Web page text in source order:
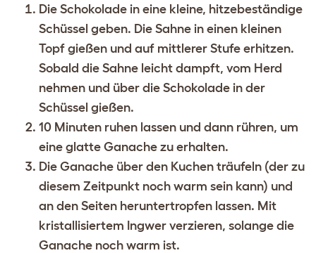
Die Schokolade in eine kleine, hitzebeständige
Schüssel geben. Die Sahne in einen kleinen
Topf gießen und auf mittlerer Stufe erhitzen.
Sobald die Sahne leicht dampft, vom Herd
nehmen und über die Schokolade in der
Schüssel gießen.
10 Minuten ruhen lassen und dann rühren, um
eine glatte Ganache zu erhalten.
Die Ganache über den Kuchen träufeln (der zu
diesem Zeitpunkt noch warm sein kann) und
an den Seiten heruntertropfen lassen. Mit
kristallisiertem Ingwer verzieren, solange die
Ganache noch warm ist.